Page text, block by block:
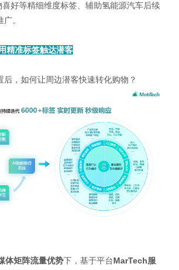
好等精细维度标签、辅助氢能源汽车后续
。
精准标签触达潜客
后，如何让周边潜客快速转化购物？
体矩阵流量优势下，基于平台MarTech服